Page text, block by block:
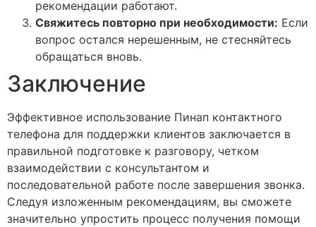
рекомендации работают.
Свяжитесь повторно при необходимости: Если
вопрос остался нерешенным, не стесняйтесь
обращаться вновь.
Заключение
Эффективное использование Пинап контактного
телефона для поддержки клиентов заключается в
правильной подготовке к разговору, четком
взаимодействии с консультантом и
последовательной работе после завершения звонка.
Следуя изложенным рекомендациям, вы сможете
значительно упростить процесс получения помощи